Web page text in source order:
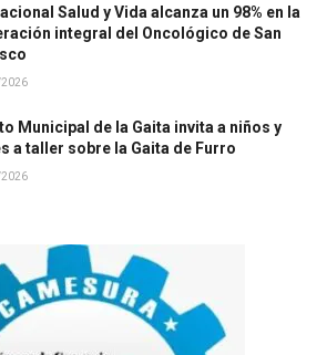
Salud y Vida alcanza un 98% en la
integral del Oncológico de San
Municipal de la Gaita invita a niños y
a taller sobre la Gaita de Furro